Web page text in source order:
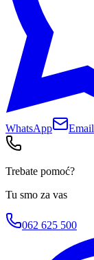
WhatsApp Email
Trebate pomoć?
Tu smo za vas
062 625 500